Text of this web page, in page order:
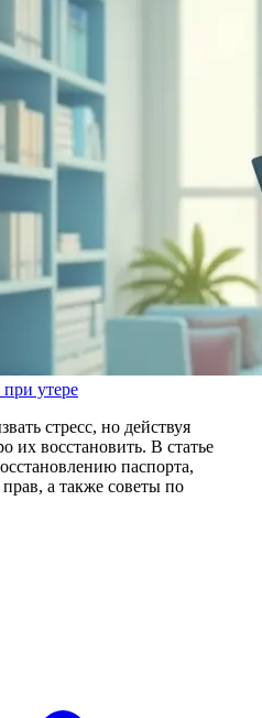
утере
стресс, но действуя
их восстановить. В статье
паспорта,
а также советы по